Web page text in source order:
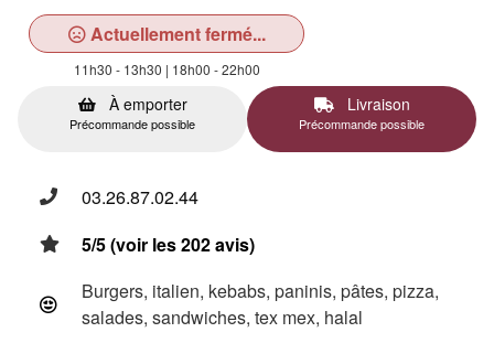
Actuellement fermé...
11h30 - 13h30 | 18h00 - 22h00
À emporter
Précommande possible
Livraison
Précommande possible
03.26.87.02.44
5/5 (voir les 202 avis)
Burgers, italien, kebabs, paninis, pâtes, pizza,
salades, sandwiches, tex mex, halal